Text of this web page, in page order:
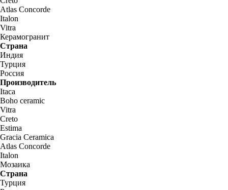
Atlas Concorde
Italon
Vitra
Керамогранит
Страна
Индия
Турция
Россия
Производитель
Itaca
Boho ceramic
Vitra
Creto
Estima
Gracia Ceramica
Atlas Concorde
Italon
Мозаика
Страна
Турция